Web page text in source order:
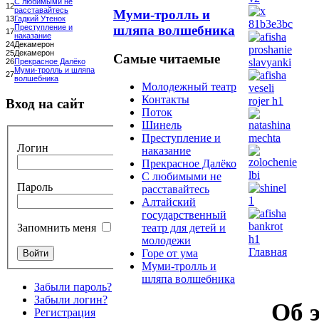
12С любимыми не
расставайтесь
13Гадкий Утенок
17Преступление и
наказание
24Декамерон
25Декамерон
26Прекрасное Далёко
27Муми-тролль и шляпа
волшебника
Вход на сайт
Логин
Пароль
Запомнить меня
Забыли пароль?
Забыли логин?
Регистрация
Муми-тролль и
шляпа волшебника
Самые читаемые
Молодежный театр
Контакты
Поток
Шинель
Преступление и
наказание
Прекрасное Далёко
С любимыми не
расставайтесь
Алтайский
государственный
театр для детей и
молодежи
Горе от ума
Муми-тролль и
шляпа волшебника
Главная
Об